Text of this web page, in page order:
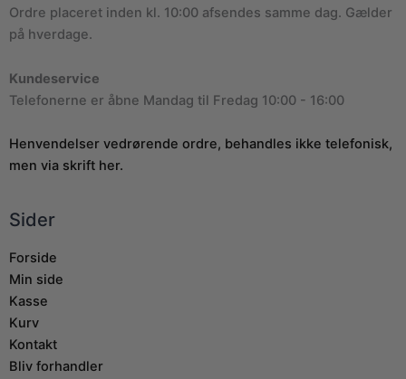
Ordre placeret inden kl. 10:00 afsendes samme dag. Gælder
på hverdage.
Kundeservice
Telefonerne er åbne Mandag til Fredag 10:00 - 16:00
Henvendelser vedrørende ordre, behandles ikke telefonisk,
men via skrift her.
Sider
Forside
Min side
Kasse
Kurv
Kontakt
Bliv forhandler